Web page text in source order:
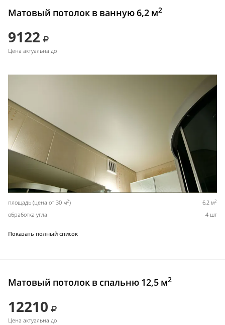
Матовый потолок в ванную 6,2 м2
9122
Цена актуальна до
площадь (цена от 30 м2) 6,2 м2
обработка угла 4 шт
Показать полный список
Матовый потолок в спальню 12,5 м2
12210
Цена актуальна до